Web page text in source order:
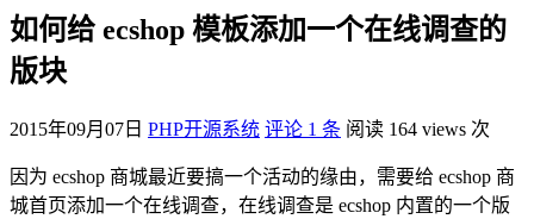
如何给 ecshop 模板添加一个在线调查的
版块
2015年09月07日 PHP开源系统 评论 1 条 阅读 164 views 次
因为 ecshop 商城最近要搞一个活动的缘由，需要给 ecshop 商
城首页添加一个在线调查，在线调查是 ecshop 内置的一个版